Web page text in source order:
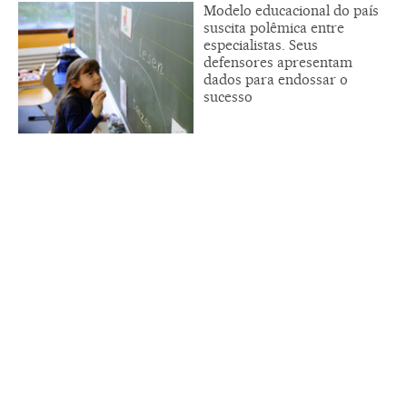
Modelo educacional do país
suscita polêmica entre
especialistas. Seus
defensores apresentam
dados para endossar o
sucesso